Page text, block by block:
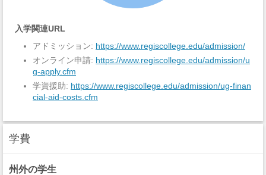
入学関連URL
アドミッション: https://www.regiscollege.edu/admission/
オンライン申請: https://www.regiscollege.edu/admission/u
g-apply.cfm
学資援助: https://www.regiscollege.edu/admission/ug-finan
cial-aid-costs.cfm
学費
州外の学生